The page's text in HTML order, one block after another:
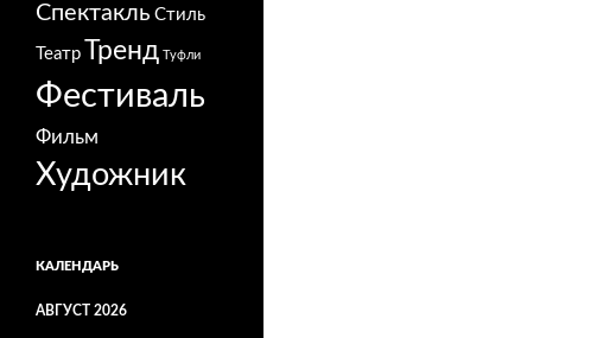
Спектакль Стиль
Театр Тренд Туфли
Фестиваль
Фильм
Художник
КАЛЕНДАРЬ
АВГУСТ 2026